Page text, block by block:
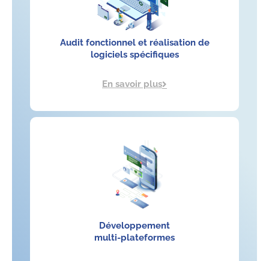
Audit fonctionnel et réalisation de
logiciels spécifiques
En savoir plus
Développement
multi-plateformes